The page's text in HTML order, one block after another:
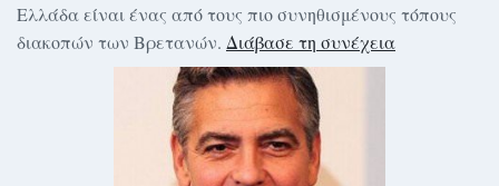
Ελλάδα είναι ένας από τους πιο συνηθισμένους τόπους
διακοπών των Βρετανών. Διάβασε τη συνέχεια